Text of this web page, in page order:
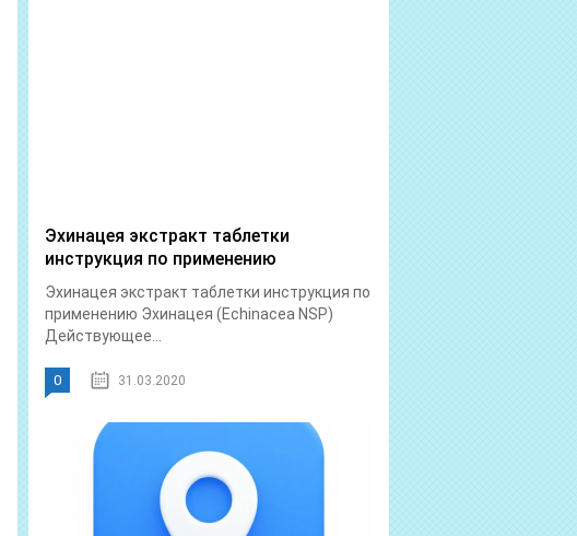
Эхинацея экстракт таблетки
инструкция по применению
Эхинацея экстракт таблетки инструкция по
применению Эхинацея (Echinacea NSP)
Действующее...
0 31.03.2020